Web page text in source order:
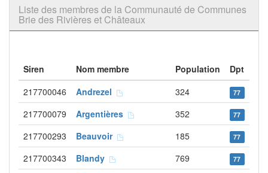
Liste des membres de la Communauté de Communes
Brie des Rivières et Châteaux
Siren Nom membre Population
Dpt
217700046
Andrezel 324 77
217700079 Argentières 352 77
217700293 Beauvoir 185 77
217700343 Blandy 769 77